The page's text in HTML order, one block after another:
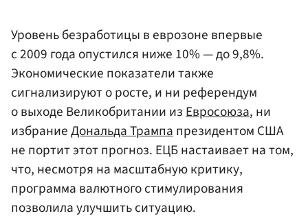
Уровень безработицы в еврозоне впервые
с 2009 года опустился ниже 10% — до 9,8%.
Экономические показатели также
сигнализируют о росте, и ни референдум
о выходе Великобритании изЕвросоюза, ни
избраниеДональда Трампапрезидентом США
не портит этот прогноз. ЕЦБ настаивает на том,
что, несмотря на масштабную критику,
программа валютного стимулирования
позволила улучшить ситуацию.